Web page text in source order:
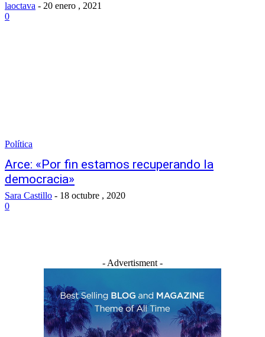
laoctava - 20 enero , 2021
0
Política
Arce: «Por fin estamos recuperando la
democracia»
Sara Castillo - 18 octubre , 2020
0
- Advertisment -